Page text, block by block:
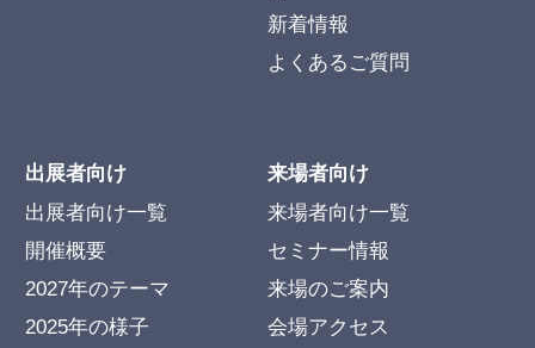
新着情報
よくあるご質問
出展者向け
出展者向け一覧
開催概要
2027年のテーマ
2025年の様子
来場者向け
来場者向け一覧
セミナー情報
来場のご案内
会場アクセス